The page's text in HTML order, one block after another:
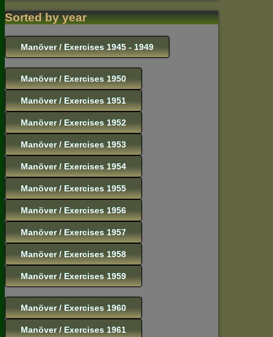
Sorted by year
Manöver / Exercises 1945 - 1949
Manöver / Exercises 1950
Manöver / Exercises 1951
Manöver / Exercises 1952
Manöver / Exercises 1953
Manöver / Exercises 1954
Manöver / Exercises 1955
Manöver / Exercises 1956
Manöver / Exercises 1957
Manöver / Exercises 1958
Manöver / Exercises 1959
Manöver / Exercises 1960
Manöver / Exercises 1961